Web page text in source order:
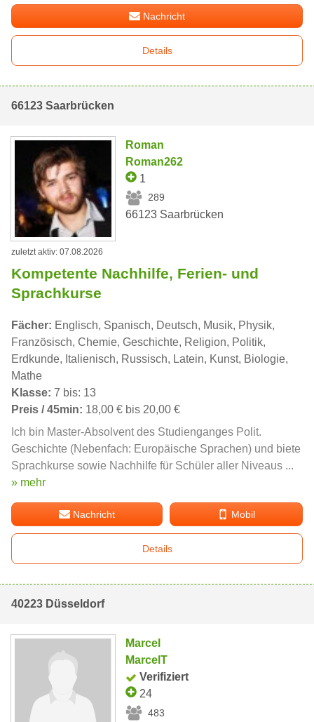
Nachricht
Details
66123 Saarbrücken
Roman
Roman262
1
289
66123 Saarbrücken
zuletzt aktiv: 07.08.2026
Kompetente Nachhilfe, Ferien- und
Sprachkurse
Fächer: Englisch, Spanisch, Deutsch, Musik, Physik,
Französisch, Chemie, Geschichte, Religion, Politik,
Erdkunde, Italienisch, Russisch, Latein, Kunst, Biologie,
Mathe
Klasse: 7 bis: 13
Preis / 45min: 18,00 € bis 20,00 €
Ich bin Master-Absolvent des Studienganges Polit.
Geschichte (Nebenfach: Europäische Sprachen) und biete
Sprachkurse sowie Nachhilfe für Schüler aller Niveaus ...
» mehr
Nachricht Mobil
Details
40223 Düsseldorf
Marcel
MarcelT
Verifiziert
24
483